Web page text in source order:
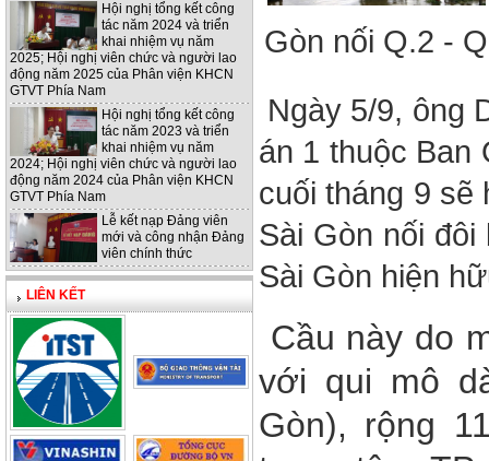
Hội nghị tổng kết công
tác năm 2024 và triển
khai nhiệm vụ năm
2025; Hội nghị viên chức và người lao
động năm 2025 của Phân viện KHCN
GTVT Phía Nam
Hội nghị tổng kết công
tác năm 2023 và triển
khai nhiệm vụ năm
2024; Hội nghị viên chức và người lao
động năm 2024 của Phân viện KHCN
GTVT Phía Nam
Lễ kết nạp Đảng viên
mới và công nhận Đảng
viên chính thức
LIÊN KẾT
Gòn nối Q.2 -
Ngày 5/9, ông
án 1 thuộc Ban
cuối tháng 9
Sài Gòn nối
Sài Gòn hiện
Cầu này do
với qui mô
Gòn), rộng